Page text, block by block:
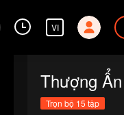
VI
Thượng Ẩn
Trọn bộ 15 tập